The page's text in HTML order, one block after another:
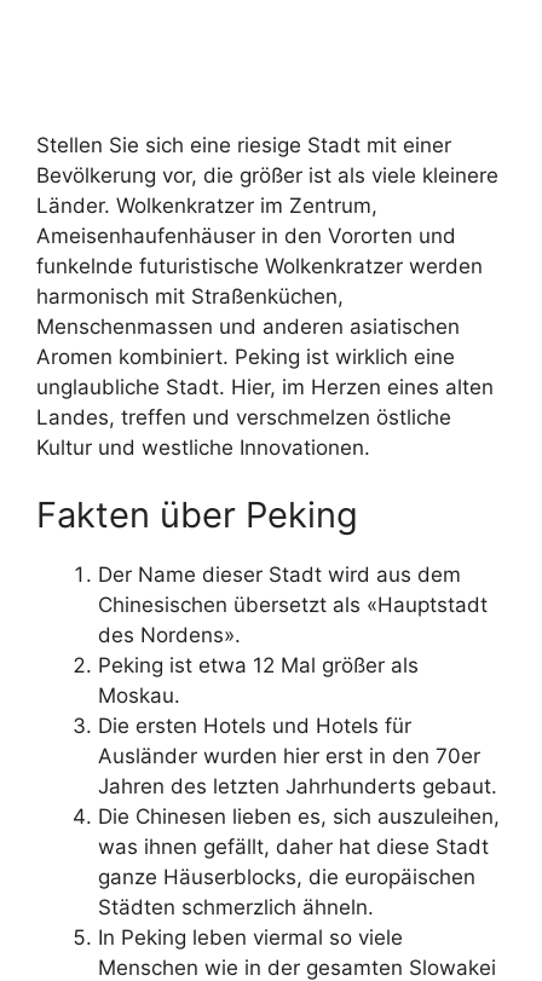
Stellen Sie sich eine riesige Stadt mit einer
Bevölkerung vor, die größer ist als viele kleinere
Länder. Wolkenkratzer im Zentrum,
Ameisenhaufenhäuser in den Vororten und
funkelnde futuristische Wolkenkratzer werden
harmonisch mit Straßenküchen,
Menschenmassen und anderen asiatischen
Aromen kombiniert. Peking ist wirklich eine
unglaubliche Stadt. Hier, im Herzen eines alten
Landes, treffen und verschmelzen östliche
Kultur und westliche Innovationen.
Fakten über Peking
Der Name dieser Stadt wird aus dem
Chinesischen übersetzt als «Hauptstadt
des Nordens».
Peking ist etwa 12 Mal größer als
Moskau.
Die ersten Hotels und Hotels für
Ausländer wurden hier erst in den 70er
Jahren des letzten Jahrhunderts gebaut.
Die Chinesen lieben es, sich auszuleihen,
was ihnen gefällt, daher hat diese Stadt
ganze Häuserblocks, die europäischen
Städten schmerzlich ähneln.
In Peking leben viermal so viele
Menschen wie in der gesamten Slowakei